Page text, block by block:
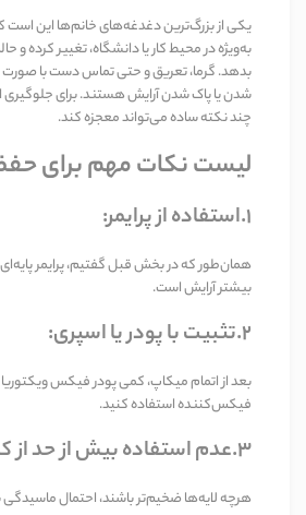
یکی از بزرگ‌ترین دغدغه‌های خانم‌ها این است
به‌ویژه در محیط کار یا دانشگاه، تغییر کرده و
بدهد. گرما، تعریق و حتی تماس دست با
شدن یا پاک شدن آرایش هستند. برای جلوگیری
چند نکته ساده می‌تواند معجزه کند.
لیست نکات مهم برای
1.استفاده از پرایمر :
همان‌طور که در بخش قبل گفتیم، پرایمر پایه‌ای
بیشتر آرایش است.
2.تثبیت با پودر یا اسپری :
بعد از اتمام میکاپ، کمی پودر فیکس
فیکس‌کننده استفاده کنید.
3.عدم استفاده بیش از حد از کرم پودر
هرچه لایه‌ها ضخیم‌تر باشند، احتمال